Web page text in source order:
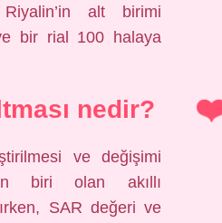
alt birimi
nedir?
ve değişimi
biri olan akıllı
SAR değeri ve